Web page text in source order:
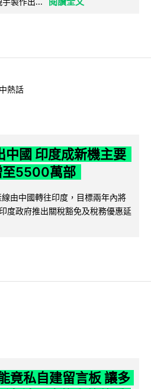
熱話
中國 印度成新機主要
至5500萬部
由中國轉往印度，目標兩年內將
度政府推出關稅豁免及稅務優惠延
竟私自建留言板 讓多